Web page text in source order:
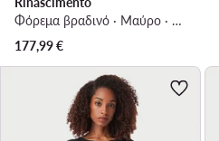
Φόρεμα βραδινό · Μαύρο · Maxi
177,99€